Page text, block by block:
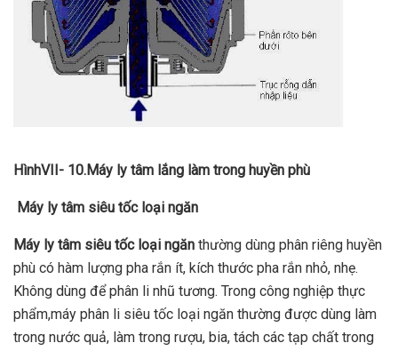
HìnhVII- 10.Máy ly tâm lắng làm trong huyền phù
Máy ly tâm siêu tốc loại ngăn
Máy ly tâm siêu tốc loại ngăn thường dùng phân riêng huyền
phù có hàm lượng pha rắn ít, kích thước pha rắn nhỏ, nhẹ.
Không dùng để phân li nhũ tương. Trong công nghiệp thực
phẩm,máy phân li siêu tốc loại ngăn thường được dùng làm
trong nước quả, làm trong rượu, bia, tách các tạp chất trong